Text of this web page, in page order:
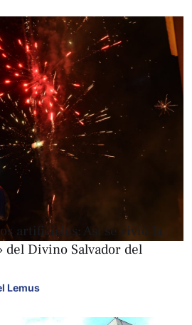
artificiales: Así se vivió la
del Divino Salvador del
Lemus